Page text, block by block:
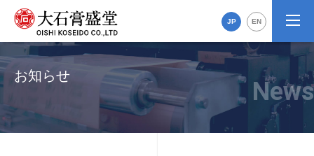
JP EN
お知らせ